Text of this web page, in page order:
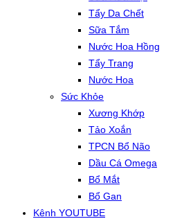
Tẩy Da Chết
Sữa Tắm
Nước Hoa Hồng
Tẩy Trang
Nước Hoa
Sức Khỏe
Xương Khớp
Tảo Xoắn
TPCN Bổ Não
Dầu Cá Omega
Bổ Mắt
Bổ Gan
Kênh YOUTUBE